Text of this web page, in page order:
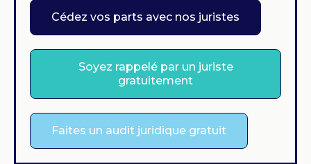
Cédez vos parts avec nos juristes
Soyez rappelé par un juriste
gratuitement
Faites un audit juridique gratuit